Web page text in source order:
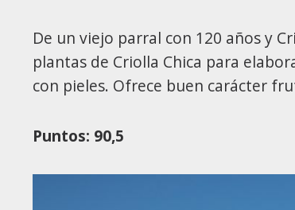
De un viejo parral con 120 años y
plantas de Criolla Chica para
con pieles. Ofrece buen carácter
Puntos: 90,5